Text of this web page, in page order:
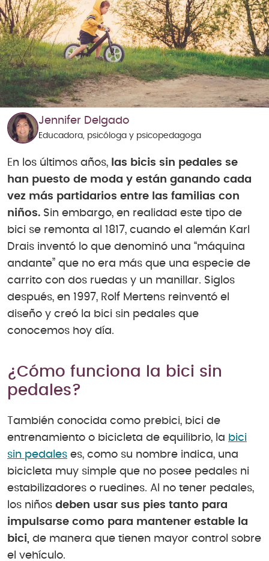
Jennifer Delgado
Educadora, psicóloga y psicopedagoga
En los últimos años, las bicis sin pedales se
han puesto de moda y están ganando cada
vez más partidarios entre las familias con
niños. Sin embargo, en realidad este tipo de
bici se remonta al 1817, cuando el alemán Karl
Drais inventó lo que denominó una “máquina
andante” que no era más que una especie de
carrito con dos ruedas y un manillar. Siglos
después, en 1997, Rolf Mertens reinventó el
diseño y creó la bici sin pedales que
conocemos hoy día.
¿Cómo funciona la bici sin
pedales?
También conocida como prebici, bici de
entrenamiento o bicicleta de equilibrio, la bici
sin pedales es, como su nombre indica, una
bicicleta muy simple que no posee pedales ni
estabilizadores o ruedines. Al no tener pedales,
los niños deben usar sus pies tanto para
impulsarse como para mantener estable la
bici, de manera que tienen mayor control sobre
el vehículo.